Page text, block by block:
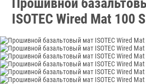
ISOTEC Wired Mat 100